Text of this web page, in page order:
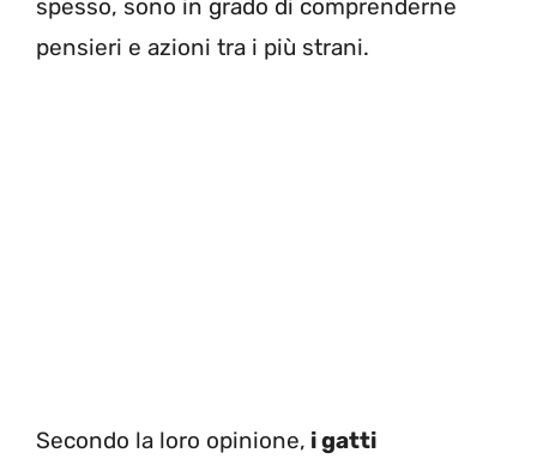
spesso, sono in grado di comprenderne
pensieri e azioni tra i più strani.
Secondo la loro opinione, i gatti